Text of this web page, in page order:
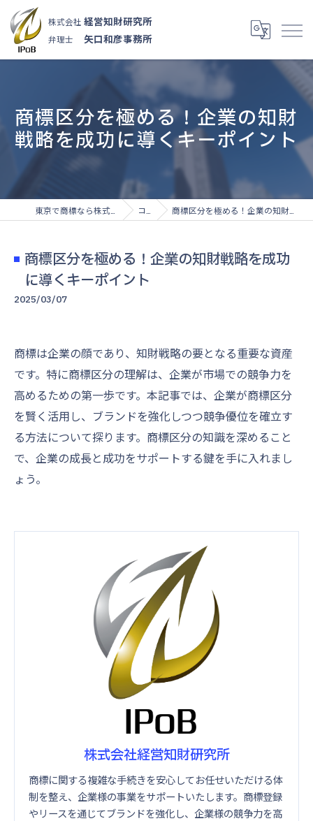
株式会社 経営知財研究所
弁理士 矢口和彦事務所
商標区分を極める！企業の知財
戦略を成功に導くキーポイント
コラム 商標区分を極める！企業の知財戦略を成功に導くキーポイント
商標区分を極める！企業の知財戦略を成功
に導くキーポイント
2025/03/07
商標は企業の顔であり、知財戦略の要となる重要な資産
です。特に商標区分の理解は、企業が市場での競争力を
高めるための第一歩です。本記事では、企業が商標区分
を賢く活用し、ブランドを強化しつつ競争優位を確立す
る方法について探ります。商標区分の知識を深めること
で、企業の成長と成功をサポートする鍵を手に入れまし
ょう。
株式会社経営知財研究所
商標に関する複雑な手続きを安心してお任せいただける体
制を整え、企業様の事業をサポートいたします。商標登録
やリースを通じてブランドを強化し、企業様の競争力を高